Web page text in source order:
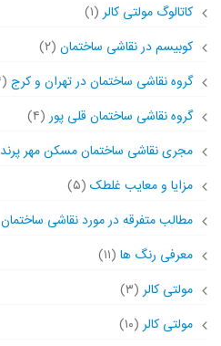
کاتالوگ مولتی کالر(۱)
کوبیسم در نقاشی ساختمان (۲)
گروه نقاشی ساختمان در تهران و کرج (۴)
گروه نقاشی ساختمان قلی پور(۴)
مجری نقاشی ساختمان مسکن مهر پرند
مزایا و معایب غلطک (۵)
مطالب متفرقه در مورد نقاشی ساختمان
معرفی رنگ ها (۱۱)
مولتی کالر(۳)
مولتی کالر(۱۰)